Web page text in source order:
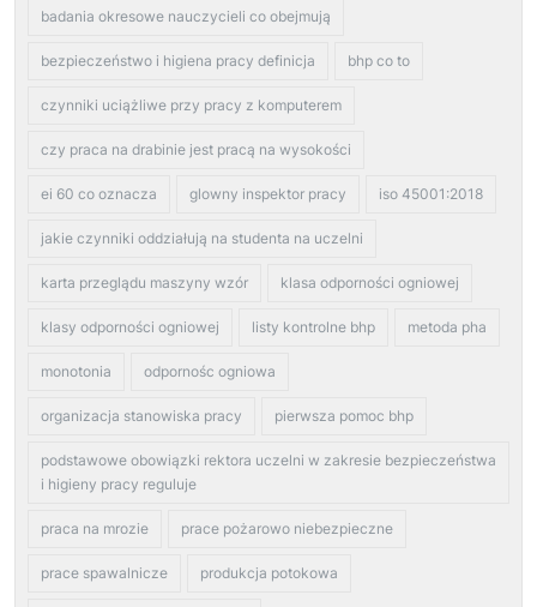
badania okresowe nauczycieli co obejmują
bezpieczeństwo i higiena pracy definicja bhp co to
czynniki uciążliwe przy pracy z komputerem
czy praca na drabinie jest pracą na wysokości
ei 60 co oznacza glowny inspektor pracy iso 45001:2018
jakie czynniki oddziałują na studenta na uczelni
karta przeglądu maszyny wzór klasa odporności ogniowej
klasy odporności ogniowej listy kontrolne bhp metoda pha
monotonia odpornośc ogniowa
organizacja stanowiska pracy pierwsza pomoc bhp
podstawowe obowiązki rektora uczelni w zakresie bezpieczeństwa
i higieny pracy reguluje
praca na mrozie prace pożarowo niebezpieczne
prace spawalnicze produkcja potokowa